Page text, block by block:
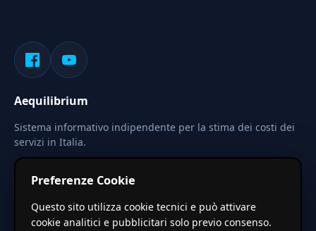
Aequilibrium
Sistema informativo indipendente per la stima dei costi dei
servizi in Italia.
Le stime pubblicate sono calcolate tramite coefficienti
territoriali regionali applicati a valori base nazionali. Non
Preferenze Cookie
Questo sito utilizza cookie tecnici e può attivare
cookie analitici e pubblicitari solo previo consenso.